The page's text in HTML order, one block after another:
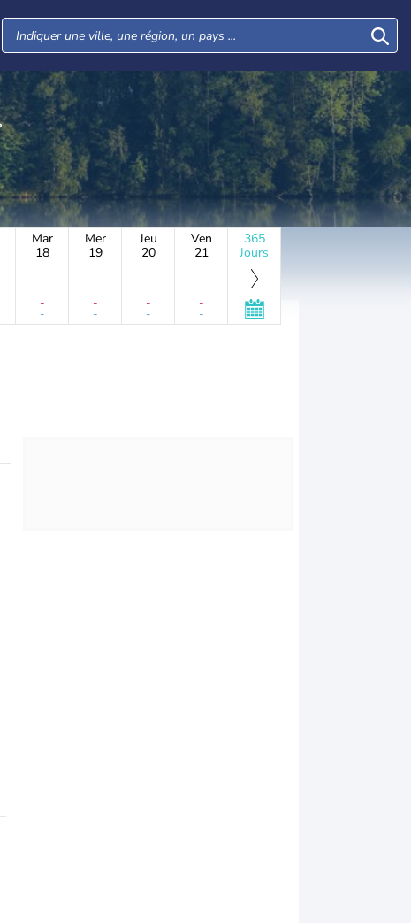
Mar
18
-
-
Mer
19
-
-
Jeu
20
-
-
Ven
21
-
-
365
Jours